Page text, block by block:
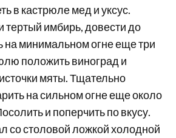
в кастрюле мед и уксус.
тертый имбирь, довести до
на минимальном огне еще три
положить виноград и
мяты. Тщательно
на сильном огне еще около
и поперчить по вкусу.
со столовой ложкой холодной